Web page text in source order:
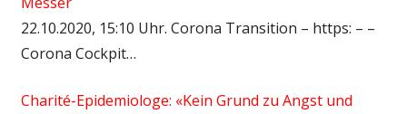
22.10.2020, 15:10 Uhr. Corona Transition – https: – –
Corona Cockpit…
Charité-Epidemiologe: «Kein Grund zu Angst und